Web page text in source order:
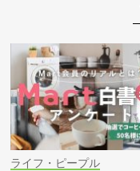
ライフ・ピープル